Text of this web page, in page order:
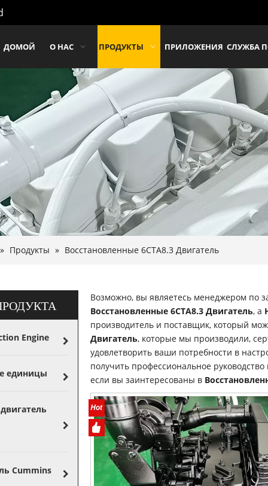
ДОМОЙ О НАС ПРОДУКТЫ ПРИЛОЖЕНИЯ СЛУЖБА
» Продукты » Восстановленные 6CTA8.3 Двигатель
Engine
единицы
Cummins
Возможно, вы являетесь менеджером по
Восстановленные 6CTA8.3 Двигатель, а
производитель и поставщик, который
Двигатель, которые мы производили,
удовлетворить ваши потребности в
получить профессиональное руководство
если вы заинтересованы в